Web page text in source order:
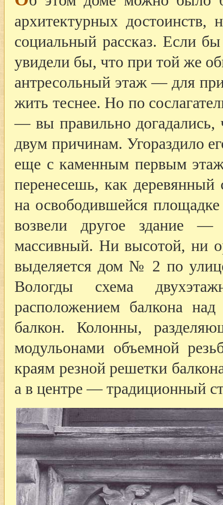
архитектурных
социальный рассказ. Если
увидели бы, что при той же
антресольный этаж — для
жить теснее. Но по
— вы правильно догадались,
двум причинам. Угораздило
еще с каменным первым
перенесешь, как
на освободившейся
возвели другое здание
массивный. Ни высотой, ни
выделяется дом № 2 по
Вологды схема
расположением балкона
балкон. Колонны,
модульонами объемной
краям резной решетки
а в центре — традиционный